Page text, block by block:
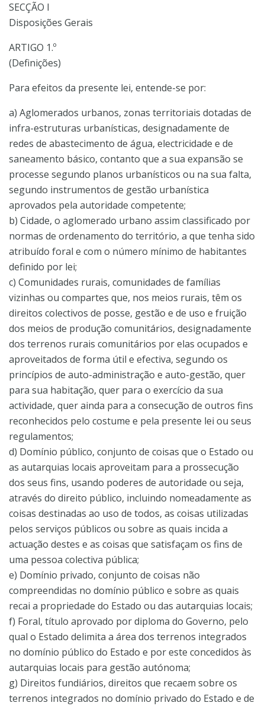
SECÇÃO I
Disposições Gerais
ARTIGO 1.º
(Definições)
Para efeitos da presente lei, entende-se por:
a) Aglomerados urbanos, zonas territoriais dotadas de
infra-estruturas urbanísticas, designadamente de
redes de abastecimento de água, electricidade e de
saneamento básico, contanto que a sua expansão se
processe segundo planos urbanísticos ou na sua falta,
segundo instrumentos de gestão urbanística
aprovados pela autoridade competente;
b) Cidade, o aglomerado urbano assim classificado por
normas de ordenamento do território, a que tenha sido
atribuído foral e com o número mínimo de habitantes
definido por lei;
c) Comunidades rurais, comunidades de famílias
vizinhas ou compartes que, nos meios rurais, têm os
direitos colectivos de posse, gestão e de uso e fruição
dos meios de produção comunitários, designadamente
dos terrenos rurais comunitários por elas ocupados e
aproveitados de forma útil e efectiva, segundo os
princípios de auto-administração e auto-gestão, quer
para sua habitação, quer para o exercício da sua
actividade, quer ainda para a consecução de outros fins
reconhecidos pelo costume e pela presente lei ou seus
regulamentos;
d) Domínio público, conjunto de coisas que o Estado ou
as autarquias locais aproveitam para a prossecução
dos seus fins, usando poderes de autoridade ou seja,
através do direito público, incluindo nomeadamente as
coisas destinadas ao uso de todos, as coisas utilizadas
pelos serviços públicos ou sobre as quais incida a
actuação destes e as coisas que satisfaçam os fins de
uma pessoa colectiva pública;
e) Domínio privado, conjunto de coisas não
compreendidas no domínio público e sobre as quais
recai a propriedade do Estado ou das autarquias locais;
f) Foral, título aprovado por diploma do Governo, pelo
qual o Estado delimita a área dos terrenos integrados
no domínio público do Estado e por este concedidos às
autarquias locais para gestão autónoma;
g) Direitos fundiários, direitos que recaem sobre os
terrenos integrados no domínio privado do Estado e de